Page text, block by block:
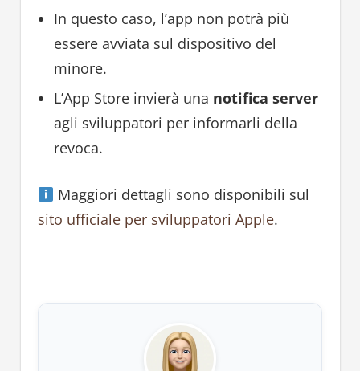
In questo caso, l’app non potrà più
essere avviata sul dispositivo del
minore.
L’App Store invierà una notifica server
agli sviluppatori per informarli della
revoca.
Maggiori dettagli sono disponibili sul
sito ufficiale per sviluppatori Apple.